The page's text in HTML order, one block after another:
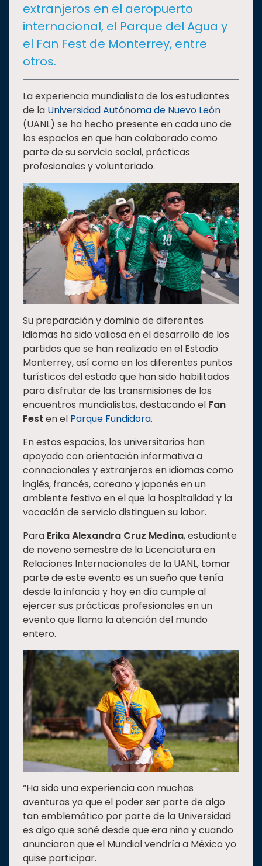
SUSTENTABILIDAD
Oferta
educativa
Estudiantes
Rectoría
Investigación
Internacionalización
Responsabilidad
social
Vinculación
Historia
Nacional
extranjeros en el aeropuerto
internacional, el Parque del Agua y
el Fan Fest de Monterrey, entre
otros.
La experiencia mundialista de los estudiantes
de la Universidad Autónoma de Nuevo León
(UANL) se ha hecho presente en cada uno de
los espacios en que han colaborado como
parte de su servicio social, prácticas
profesionales y voluntariado.
Su preparación y dominio de diferentes
idiomas ha sido valiosa en el desarrollo de los
partidos que se han realizado en el Estadio
Monterrey, así como en los diferentes puntos
turísticos del estado que han sido habilitados
para disfrutar de las transmisiones de los
encuentros mundialistas, destacando el Fan
Fest en el Parque Fundidora.
En estos espacios, los universitarios han
apoyado con orientación informativa a
connacionales y extranjeros en idiomas como
inglés, francés, coreano y japonés en un
ambiente festivo en el que la hospitalidad y la
vocación de servicio distinguen su labor.
Para Erika Alexandra Cruz Medina, estudiante
de noveno semestre de la Licenciatura en
Relaciones Internacionales de la UANL, tomar
parte de este evento es un sueño que tenía
desde la infancia y hoy en día cumple al
ejercer sus prácticas profesionales en un
evento que llama la atención del mundo
entero.
“Ha sido una experiencia con muchas
aventuras ya que el poder ser parte de algo
tan emblemático por parte de la Universidad
es algo que soñé desde que era niña y cuando
anunciaron que el Mundial vendría a México yo
quise participar.